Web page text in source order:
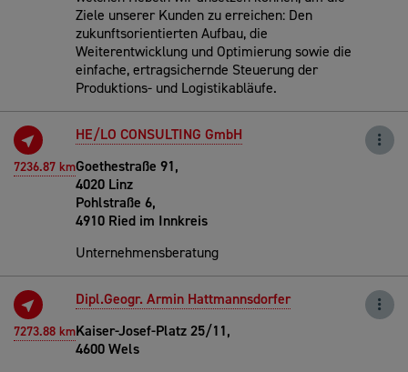
Ziele unserer Kunden zu erreichen: Den
zukunftsorientierten Aufbau, die
Weiterentwicklung und Optimierung sowie die
einfache, ertragsichernde Steuerung der
Produktions- und Logistikabläufe.
7236.87 km
HE/LO CONSULTING GmbH
Goethestraße 91,
4020 Linz
Pohlstraße 6,
4910 Ried im Innkreis
Unternehmensberatung
7273.88 km
Dipl.Geogr. Armin Hattmannsdorfer
Kaiser-Josef-Platz 25/11,
4600 Wels